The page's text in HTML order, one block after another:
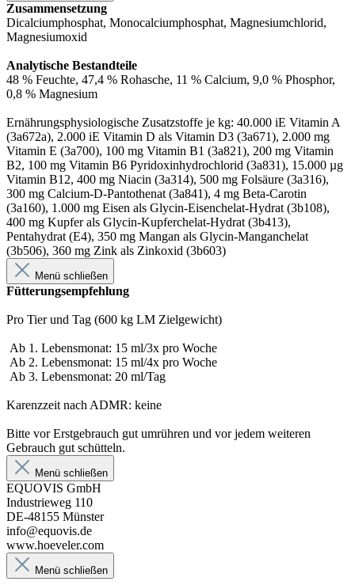
Zusammensetzung
Dicalciumphosphat, Monocalciumphosphat, Magnesiumchlorid,
Magnesiumoxid
Analytische Bestandteile
48 % Feuchte, 47,4 % Rohasche, 11 % Calcium, 9,0 % Phosphor,
0,8 % Magnesium
Ernährungsphysiologische Zusatzstoffe je kg: 40.000 iE Vitamin A
(3a672a), 2.000 iE Vitamin D als Vitamin D3 (3a671), 2.000 mg
Vitamin E (3a700), 100 mg Vitamin B1 (3a821), 200 mg Vitamin
B2, 100 mg Vitamin B6 Pyridoxinhydrochlorid (3a831), 15.000 µg
Vitamin B12, 400 mg Niacin (3a314), 500 mg Folsäure (3a316),
300 mg Calcium-D-Pantothenat (3a841), 4 mg Beta-Carotin
(3a160), 1.000 mg Eisen als Glycin-Eisenchelat-Hydrat (3b108),
400 mg Kupfer als Glycin-Kupferchelat-Hydrat (3b413),
Pentahydrat (E4), 350 mg Mangan als Glycin-Manganchelat
(3b506), 360 mg Zink als Zinkoxid (3b603)
Menü schließen
Fütterungsempfehlung
Pro Tier und Tag (600 kg LM Zielgewicht)
Ab 1. Lebensmonat: 15 ml/3x pro Woche
Ab 2. Lebensmonat: 15 ml/4x pro Woche
Ab 3. Lebensmonat: 20 ml/Tag
Karenzzeit nach ADMR: keine
Bitte vor Erstgebrauch gut umrühren und vor jedem weiteren
Gebrauch gut schütteln.
Menü schließen
EQUOVIS GmbH
Industrieweg 110
DE-48155 Münster
info@equovis.de
www.hoeveler.com
Menü schließen